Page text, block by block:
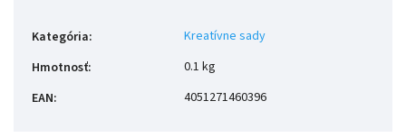
Kategória:
Kreatívne sady
Hmotnosť:
0.1 kg
EAN: 4051271460396